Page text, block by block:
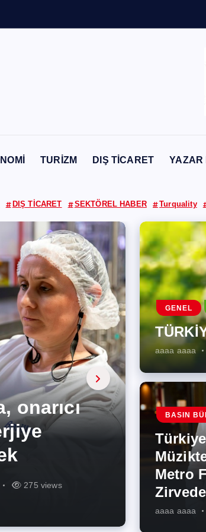
TURİZM DIŞ TİCARET YAZAR
DIŞ TİCARET SEKTÖREL HABER Turquality
344 views
İlk
273 views
onarıcı
275 views
Enerji
İş
287 views
Kısa
227 views
Artması
262 views
GENEL
aaaa aaaa
BASIN
Metro
aaaa aaaa